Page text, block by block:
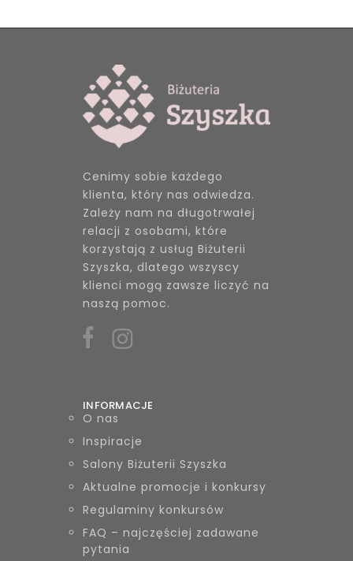
Cenimy sobie każdego
klienta, który nas odwiedza.
Zależy nam na długotrwałej
relacji z osobami, które
korzystają z usług Biżuterii
Szyszka, dlatego wszyscy
klienci mogą zawsze liczyć na
naszą pomoc.
INFORMACJE
O nas
Inspiracje
Salony Biżuterii Szyszka
Aktualne promocje i konkursy
Regulaminy konkursów
FAQ – najczęściej zadawane
pytania